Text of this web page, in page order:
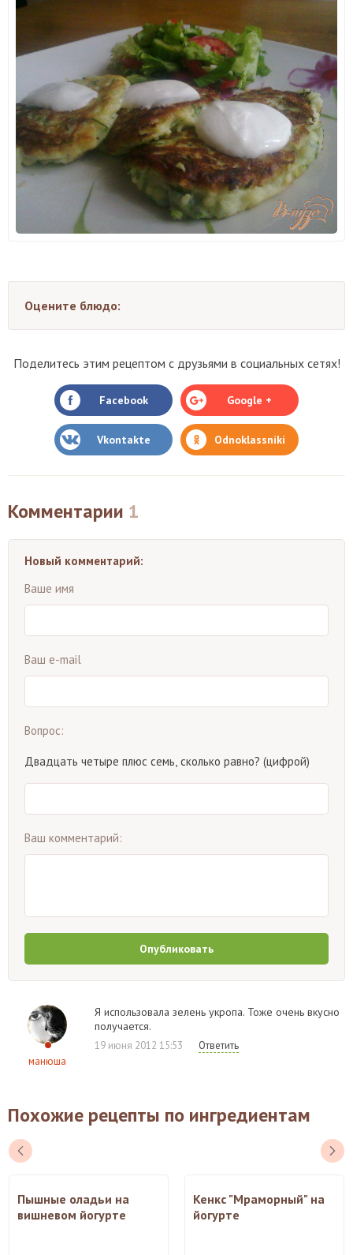
Оцените блюдо:
Поделитесь этим рецептом с друзьями в социальных сетях!
Facebook Google +
Vkontakte Odnoklassniki
Комментарии 1
Новый комментарий:
Ваше имя
Ваш e-mail
Вопрос:
Двадцать четыре плюс семь, сколько равно? (цифрой)
Ваш комментарий:
Опубликовать
манюша
Я использовала зелень укропа. Тоже очень вкусно
получается.
19 июня 2012 15:53 Ответить
Похожие рецепты по ингредиентам
Пышные оладьи на
вишневом йогурте
Кенкс "Мраморный" на
йогурте